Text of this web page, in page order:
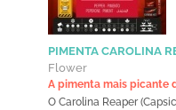
PIMENTA CAROLINA
Flower
A pimenta mais picante
O Carolina Reaper